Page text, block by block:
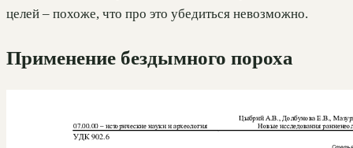
целей – похоже, что про это убедиться невозможно.
Применение бездымного пороха